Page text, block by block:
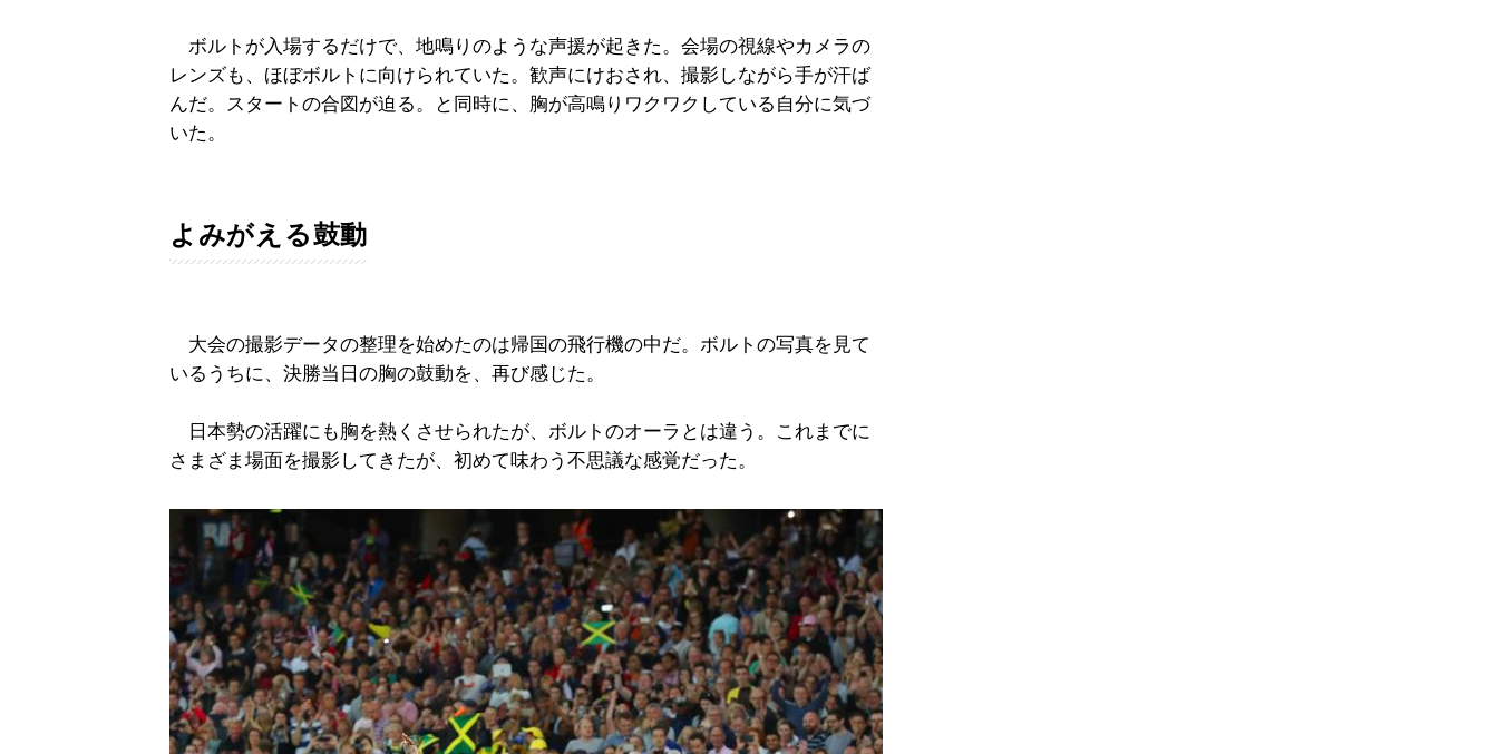
ボルトが入場するだけで、地鳴りのような声援が起きた。会場の視線やカメラの
レンズも、ほぼボルトに向けられていた。歓声にけおされ、撮影しながら手が汗ば
んだ。スタートの合図が迫る。と同時に、胸が高鳴りワクワクしている自分に気づ
いた。
よみがえる鼓動
大会の撮影データの整理を始めたのは帰国の飛行機の中だ。ボルトの写真を見て
いるうちに、決勝当日の胸の鼓動を、再び感じた。
日本勢の活躍にも胸を熱くさせられたが、ボルトのオーラとは違う。これまでに
さまざま場面を撮影してきたが、初めて味わう不思議な感覚だった。